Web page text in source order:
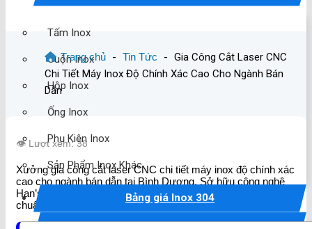
Tấm Inox
Cuộn Inox
Hộp Inox
Ống Inox
Phụ Kiện Inox
Sản Phẩm Inox Khác
Bảng giá Inox 304
Gia công Inox
Trang chủ - Tin Tức - Gia Công Cắt Laser CNC
Chi Tiết Máy Inox Độ Chính Xác Cao Cho Ngành Bán
Dẫn
👁️ Lượt xem: 38
Xưởng gia công cắt laser CNC chi tiết máy inox độ chính xác
cao cho ngành bán dẫn tại Bình Dương. Sở hữu công nghệ
Han’s Laser hiện đại, phôi sạch 100% không ba-via, đạt
chuẩn phòng sạch khắt khe.